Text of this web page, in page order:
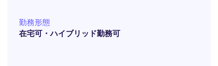
勤務形態
在宅可・ハイブリッド勤務可